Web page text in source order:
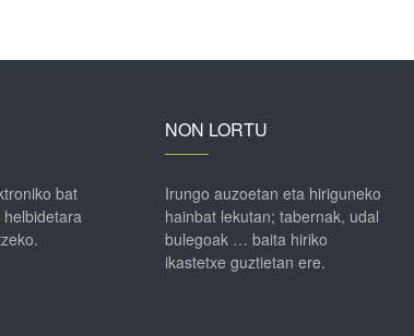
bat
helbidetara
NON LORTU
Irungo auzoetan eta hiriguneko
hainbat lekutan; tabernak, udal
bulegoak … baita hiriko
ikastetxe guztietan ere.